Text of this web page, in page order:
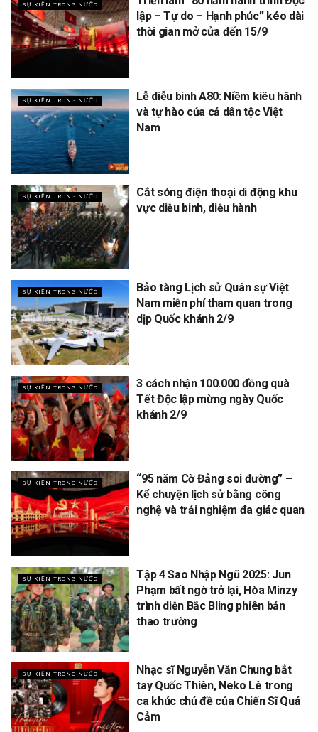
SỰ KIỆN TRONG NƯỚC
lập – Tự do – Hạnh phúc” kéo dài
thời gian mở cửa đến 15/9
SỰ KIỆN TRONG NƯỚC
Lễ diễu binh A80: Niềm kiêu hãnh
và tự hào của cả dân tộc Việt
Nam
SỰ KIỆN TRONG NƯỚC
Cắt sóng điện thoại di động khu
vực diễu binh, diễu hành
SỰ KIỆN TRONG NƯỚC
Bảo tàng Lịch sử Quân sự Việt
Nam miễn phí tham quan trong
dịp Quốc khánh 2/9
SỰ KIỆN TRONG NƯỚC
3 cách nhận 100.000 đồng quà
Tết Độc lập mừng ngày Quốc
khánh 2/9
SỰ KIỆN TRONG NƯỚC
“95 năm Cờ Đảng soi đường” –
Kể chuyện lịch sử bằng công
nghệ và trải nghiệm đa giác quan
SỰ KIỆN TRONG NƯỚC
Tập 4 Sao Nhập Ngũ 2025: Jun
Phạm bất ngờ trở lại, Hòa Minzy
trình diễn Bắc Bling phiên bản
thao trường
SỰ KIỆN TRONG NƯỚC
Nhạc sĩ Nguyễn Văn Chung bắt
tay Quốc Thiên, Neko Lê trong
ca khúc chủ đề của Chiến Sĩ Quả
Cảm